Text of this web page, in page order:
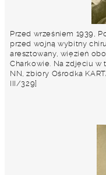
Przed wrześniem 1939,
przed wojną wybitny
aresztowany, więzień
Charkowie. Na zdjęciu w
NN, zbiory Ośrodka
III/329]